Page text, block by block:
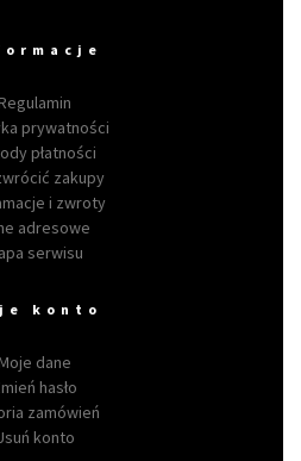
Regulamin
prywatności
płatności
zakupy
i zwroty
adresowe
serwisu
konto
Moje dane
hasło
zamówień
konto